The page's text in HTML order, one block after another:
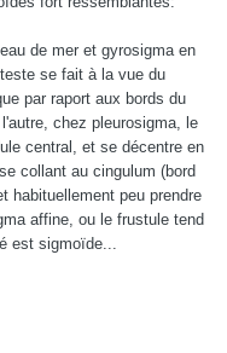
de mer et gyrosigma en
se fait à la vue du
par raport aux bords du
chez pleurosigma, le
central, et se décentre en
collant au cingulum (bord
habituellement peu prendre
affine, ou le frustule tend
est sigmoïde...